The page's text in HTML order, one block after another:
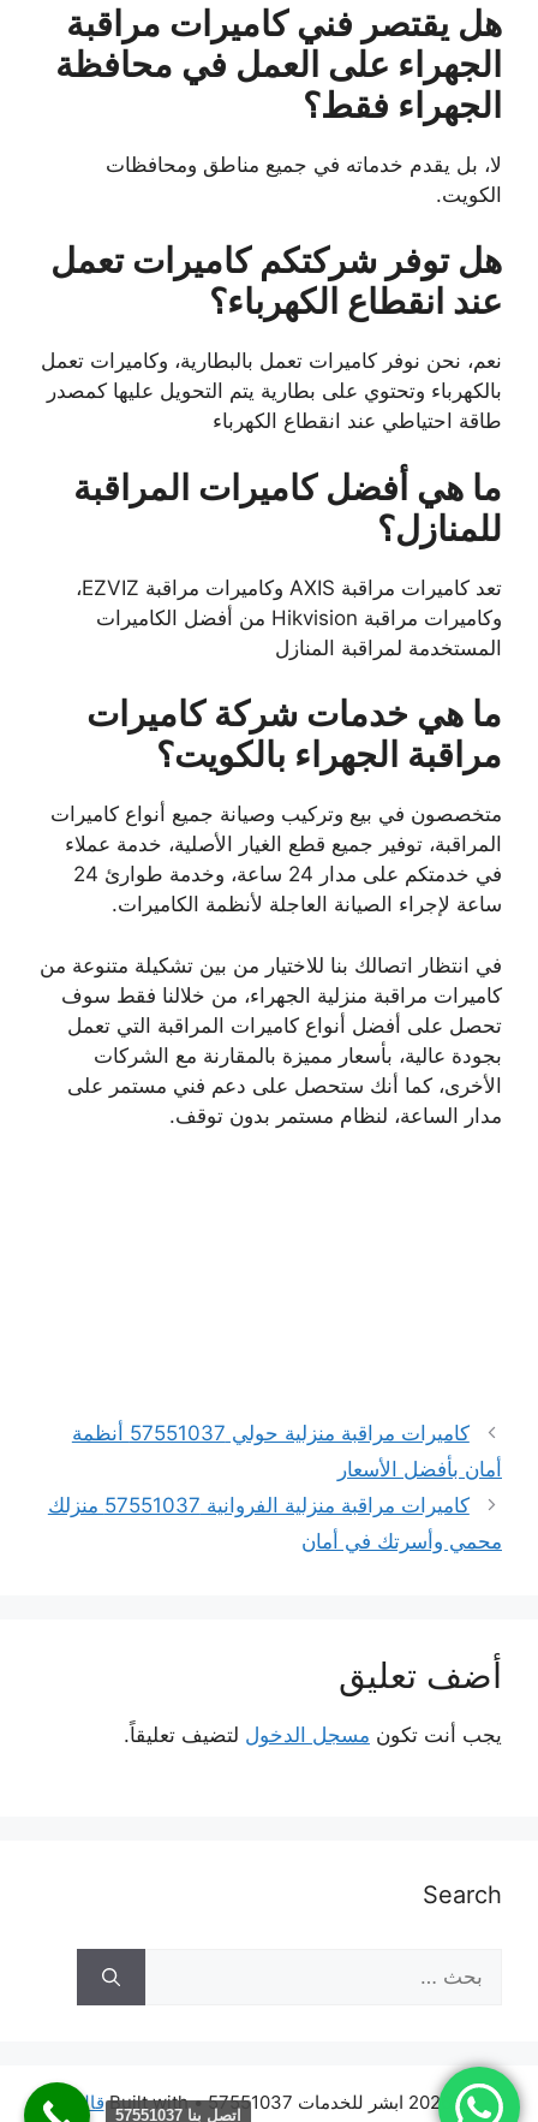
هل يقتصر فني كاميرات مراقبة
الجهراء على العمل في محافظة
الجهراء فقط؟
لا، بل يقدم خدماته في جميع مناطق ومحافظات
الكويت.
هل توفر شركتكم كاميرات تعمل
عند انقطاع الكهرباء؟
نعم، نحن نوفر كاميرات تعمل بالبطارية، وكاميرات تعمل
بالكهرباء وتحتوي على بطارية يتم التحويل عليها كمصدر
طاقة احتياطي عند انقطاع الكهرباء
ما هي أفضل كاميرات المراقبة
للمنازل؟
تعد كاميرات مراقبة AXIS وكاميرات مراقبة EZVIZ،
وكاميرات مراقبة Hikvision من أفضل الكاميرات
المستخدمة لمراقبة المنازل
ما هي خدمات شركة كاميرات
مراقبة الجهراء بالكويت؟
متخصصون في بيع وتركيب وصيانة جميع أنواع كاميرات
المراقبة، توفير جميع قطع الغيار الأصلية، خدمة عملاء
في خدمتكم على مدار 24 ساعة، وخدمة طوارئ 24
ساعة لإجراء الصيانة العاجلة لأنظمة الكاميرات.
في انتظار اتصالك بنا للاختيار من بين تشكيلة متنوعة من
كاميرات مراقبة منزلية الجهراء، من خلالنا فقط سوف
تحصل على أفضل أنواع كاميرات المراقبة التي تعمل
بجودة عالية، بأسعار مميزة بالمقارنة مع الشركات
الأخرى، كما أنك ستحصل على دعم فني مستمر على
مدار الساعة، لنظام مستمر بدون توقف.
كاميرات مراقبة منزلية حولي 57551037 أنظمة
أمان بأفضل الأسعار
كاميرات مراقبة منزلية الفروانية 57551037 منزلك
محمي وأسرتك في أمان
أضف تعليق
يجب أنت تكون مسجل الدخول لتضيف تعليقاً.
Search
عن:
© 2026 ابشر للخدمات 57551037 • Built with
قالب
اتصل بنا 57551037